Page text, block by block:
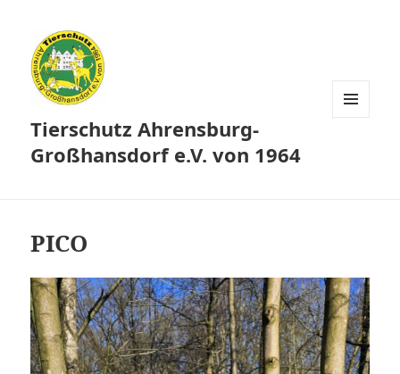
Tierschutz Ahrensburg-
Großhansdorf e.V. von 1964
PICO